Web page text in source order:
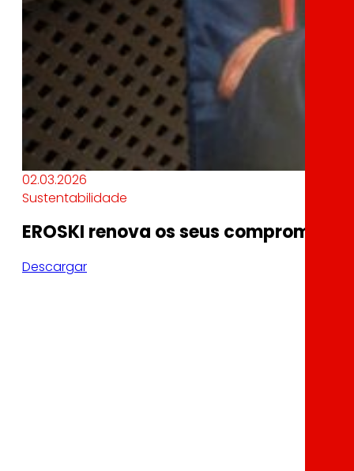
02.03.2026
Sustentabilidade
EROSKI renova os seus
Descargar